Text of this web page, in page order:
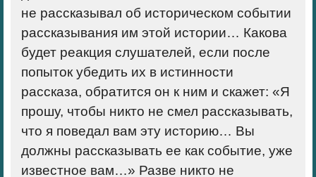
не рассказывал об историческом событии
рассказывания им этой истории… Какова
будет реакция слушателей, если после
попыток убедить их в истинности
рассказа, обратится он к ним и скажет: «Я
прошу, чтобы никто не смел рассказывать,
что я поведал вам эту историю… Вы
должны рассказывать ее как событие, уже
известное вам…» Разве никто не